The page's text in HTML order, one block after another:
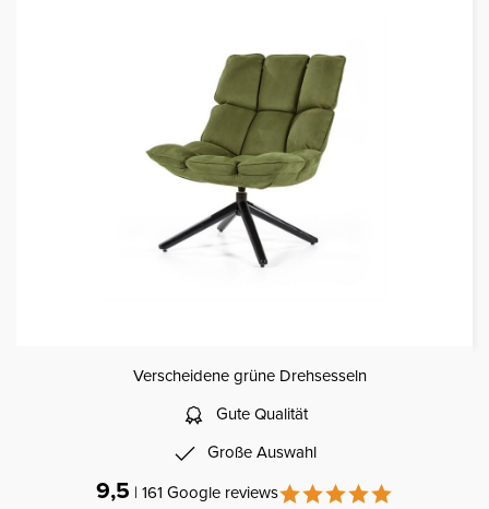
Verscheidene grüne Drehsesseln
Gute Qualität
Große Auswahl
9,5 | 161 Google reviews